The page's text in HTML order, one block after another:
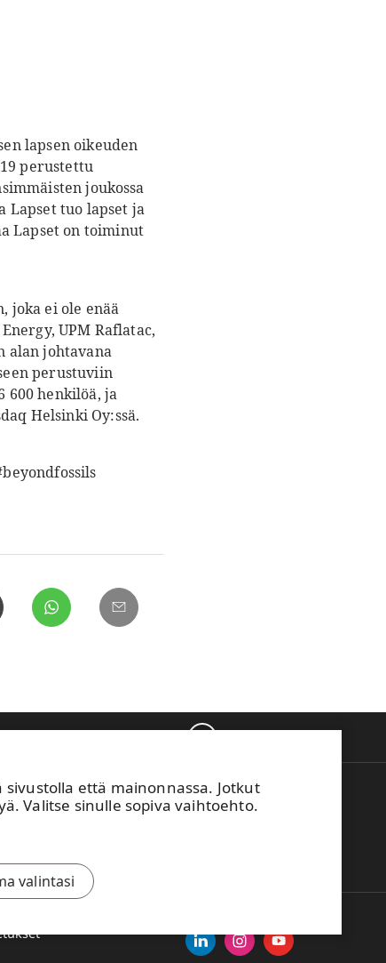
lapsen oikeuden
perustettu
joukossa
Lapset tuo lapset ja
Lapset on toiminut
joka ei ole enää
UPM Raflatac,
alan johtavana
perustuviin
600 henkilöä, ja
Helsinki Oy:ssä.
että mainonnassa. Jotkut
Valitse sinulle sopiva vaihtoehto.
valintasi
Vaihde
15 111